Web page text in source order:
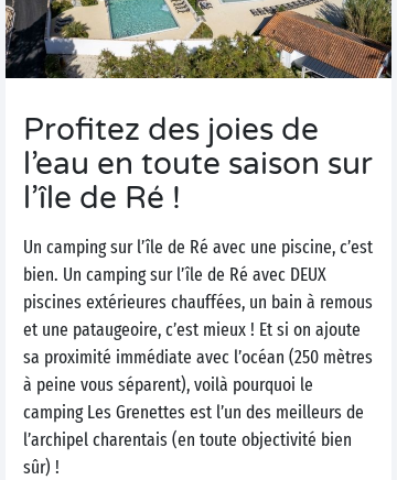
Profitez des joies de
l’eau en toute saison sur
l’île de Ré !
Un camping sur l’île de Ré avec une piscine, c’est
bien. Un camping sur l’île de Ré avec DEUX
piscines extérieures chauffées, un bain à remous
et une pataugeoire, c’est mieux ! Et si on ajoute
sa proximité immédiate avec l’océan (250 mètres
à peine vous séparent), voilà pourquoi le
camping Les Grenettes est l’un des meilleurs de
l’archipel charentais (en toute objectivité bien
sûr) !